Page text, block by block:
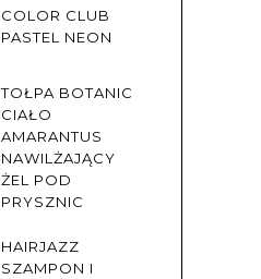
COLOR CLUB
PASTEL NEON
TOŁPA BOTANIC
CIAŁO
AMARANTUS
NAWILŻAJĄCY
ŻEL POD
PRYSZNIC
HAIRJAZZ
SZAMPON I